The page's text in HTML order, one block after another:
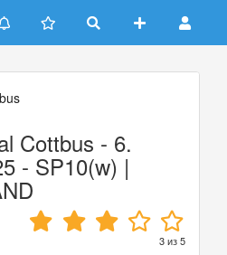
Cottbus - 6.
- SP10(w) |
3из5